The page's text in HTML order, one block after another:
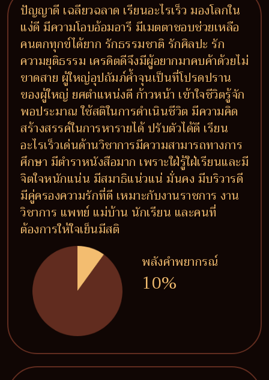
ปัญญาดี เฉลียวฉลาด เรียนอะไรเร็ว มองโลกใน
แง่ดี มีความโอบอ้อมอารี มีเมตตาชอบช่วยเหลือ
คนตกทุกข์ได้ยาก รักธรรมชาติ รักศิลปะ รัก
ความยุติธรรม เครดิตดีจึงมีผู้อยากมาคบค้าด้วยไม่
ขาดสาย ผู้ใหญ่อุปถัมภ์ค้ำจุนเป็นที่โปรดปราน
ของผู้ใหญ่ ยศตำแหน่งดี ก้าวหน้า เข้าใจชีวิตรู้จัก
พอประมาณ ใช้สติในการดำเนินชีวิต มีความคิด
สร้างสรรค์ในการหารายได้ ปรับตัวได้ดี เรียน
อะไรเร็วเด่นด้านวิชาการมีความสามารถทางการ
ศึกษา มีตำราหนังสือมาก เพราะใฝ่รู้ใฝ่เรียนและมี
จิตใจหนักแน่น มีสมาธิแน่วแน่ มั่นคง มีบริวารดี
มีคู่ครองความรักที่ดี เหมาะกับงานราชการ งาน
วิชาการ แพทย์ แม่บ้าน นักเรียน และคนที่
ต้องการให้ใจเย็นมีสติ
พลังคำพยากรณ์
10%